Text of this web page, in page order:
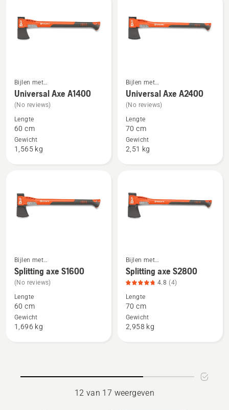
Bekijk
meer
details
over
Universal
Axe
Bijlen met
composiethandgreep
Universal Axe A1400
(No reviews)
Lengte
60 cm
Gewicht
1,565 kg
Bekijk
meer
details
over
Universal
Axe
Bijlen met
composiethandgreep
Universal Axe A2400
(No reviews)
Lengte
70 cm
Gewicht
2,51 kg
Bekijk
meer
details
over
Splitting
axe
Bijlen met
composiethandgreep
Splitting axe S1600
(No reviews)
Lengte
60 cm
Gewicht
1,696 kg
Bekijk
meer
details
over
Splitting
axe
Bijlen met
composiethandgreep
Splitting axe S2800
4.8 (4)
Lengte
70 cm
Gewicht
2,958 kg
12 van 17 weergeven